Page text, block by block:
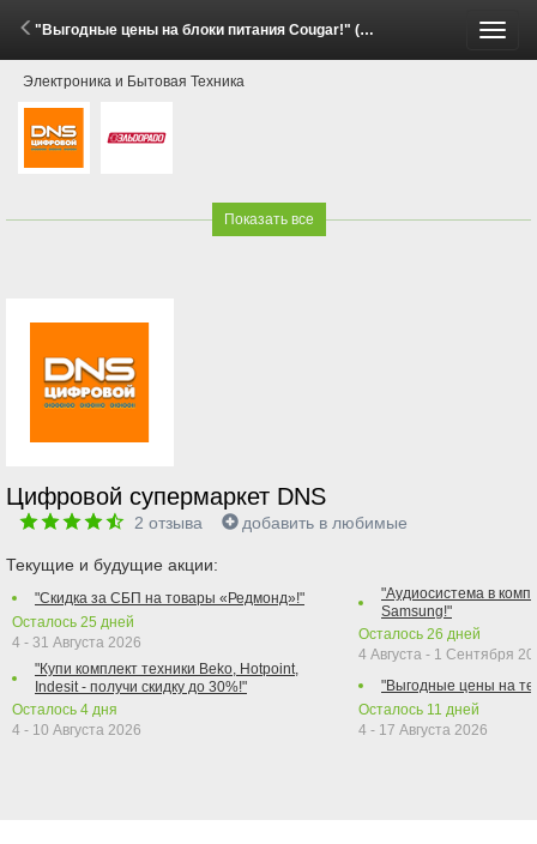
"Выгодные цены на блоки питания Cougar!" (29 Мая - 15 Июня 2026)
Электроника и Бытовая Техника
Показать все
Цифровой супермаркет DNS
2 отзыва добавить в любимые
Текущие и будущие акции:
"Скидка за СБП на товары «Редмонд»!"
Осталось 25 дней
4 - 31 Августа 2026
"Купи комплект техники Beko, Hotpoint,
Indesit - получи скидку до 30%!"
Осталось 4 дня
4 - 10 Августа 2026
"Аудиосистема в
Samsung!"
Осталось 26 дней
4 Августа - 1 Сентября
"Выгодные цены на
Осталось 11 дней
4 - 17 Августа 2026